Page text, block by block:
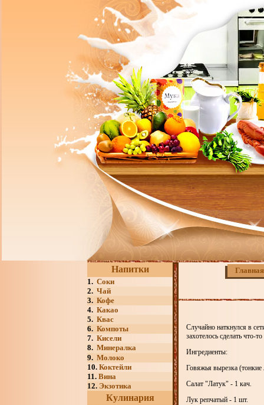
Напитки
1. Соки
2. Чай
3. Кофе
4. Какао
5. Квас
6. Компоты
7. Кисели
8. Минералка
9. Молоко
10. Коктейли
11. Вина
12. Экзотика
Кулинария
Главная
Случайно наткнулся в
захотелось сделать что-
Ингредиенты:
Говяжья вырезка
Салат "Латук" - 1 кач.
Лук репчатый - 1 шт.